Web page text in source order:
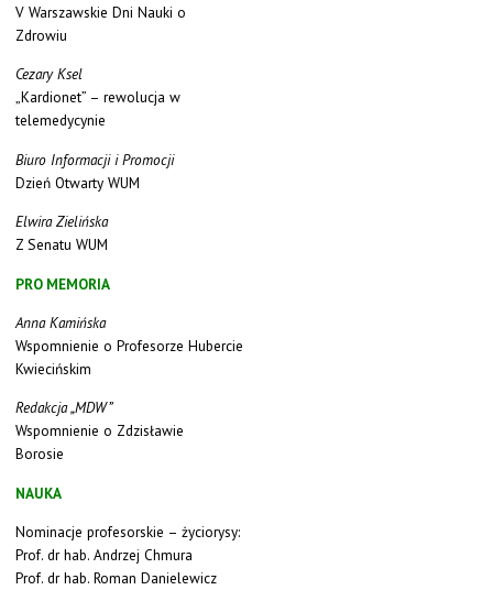
V Warszawskie Dni Nauki o
Zdrowiu
Cezary Ksel
„Kardionet” – rewolucja w
telemedycynie
Biuro Informacji i Promocji
Dzień Otwarty WUM
Elwira Zielińska
Z Senatu WUM
PRO MEMORIA
Anna Kamińska
Wspomnienie o Profesorze Hubercie
Kwiecińskim
Redakcja „MDW”
Wspomnienie o Zdzisławie
Borosie
NAUKA
Nominacje profesorskie – życiorysy:
Prof. dr hab. Andrzej Chmura
Prof. dr hab. Roman Danielewicz